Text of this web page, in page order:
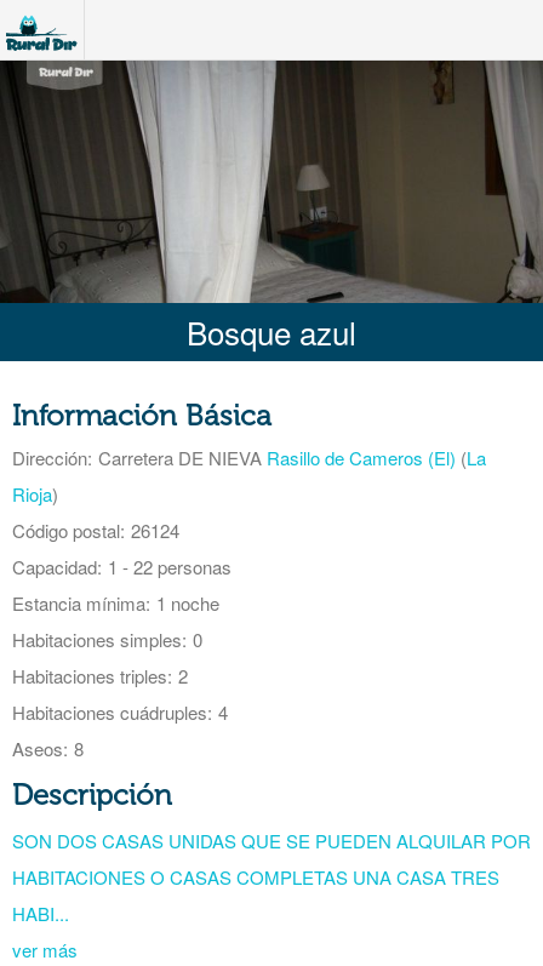
Bosque azul
Información Básica
Dirección: Carretera DE NIEVA Rasillo de Cameros (El) (La
Rioja)
Código postal: 26124
Capacidad: 1 - 22 personas
Estancia mínima: 1 noche
Habitaciones simples: 0
Habitaciones triples: 2
Habitaciones cuádruples: 4
Aseos: 8
Descripción
SON DOS CASAS UNIDAS QUE SE PUEDEN ALQUILAR POR
HABITACIONES O CASAS COMPLETAS UNA CASA TRES
HABI...
ver más